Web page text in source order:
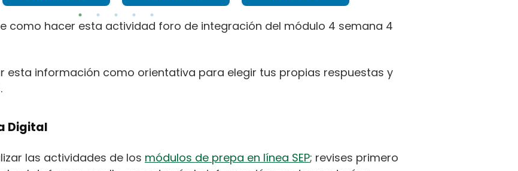
como hacer esta actividad foro de integración del módulo 4 semana 4
esta información como orientativa para elegir tus propias respuestas y
Digital
las actividades de los módulos de prepa en línea SEP; revises primero